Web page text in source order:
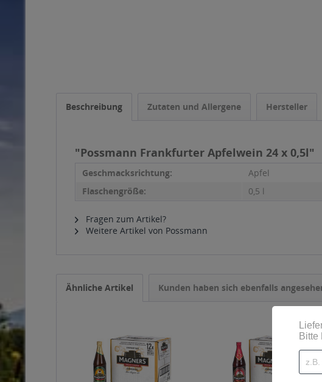
Beschreibung Zutaten und Allergene Hersteller
"Possmann Frankfurter Apfelwein 24 x 0,5l"
Geschmacksrichtung:
Apfel
Flaschengröße:
0,5 l
Fragen zum Artikel?
Weitere Artikel von Possmann
Ähnliche Artikel Kunden haben sich ebenfalls